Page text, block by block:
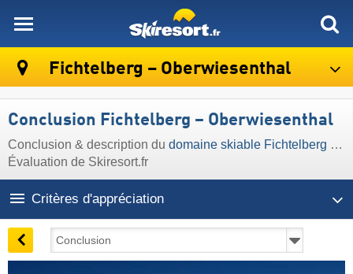
Fichtelberg – Oberwiesenthal
Conclusion Fichtelberg – Oberwiesenthal
Conclusion & description du domaine skiable Fichtelberg – Oberwiesenthal
Évaluation de Skiresort.fr
Critères d'appréciation